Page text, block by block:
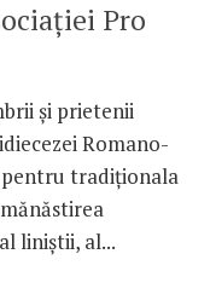
Pro
și prietenii
Romano-
tradiționala
liniștii, al...